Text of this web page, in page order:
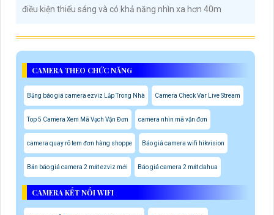
điều kiện thiếu sáng và có khả năng nhìn xa hơn 40m
CAMERA THEO CHỨC NĂNG
Bảng báo giá camera ezviz Lắp Trong Nhà Camera Check Var Live Stream
Top 5 Camera Xem Mã Vạch Vận Đơn camera nhìn mã vận đơn
camera quay rõ tem đơn hàng shoppe Báo giá camera wifi hikvision
Bản báo giá camera 2 mắt ezviz mới Báo giá camera 2 mắt dahua
CAMERA KẾT NỐI WIFI